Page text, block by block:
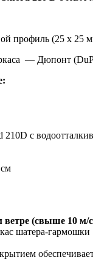
профиль (25 х 25
— Дюпонт
с
ветре (свыше 10 м/
шатера-